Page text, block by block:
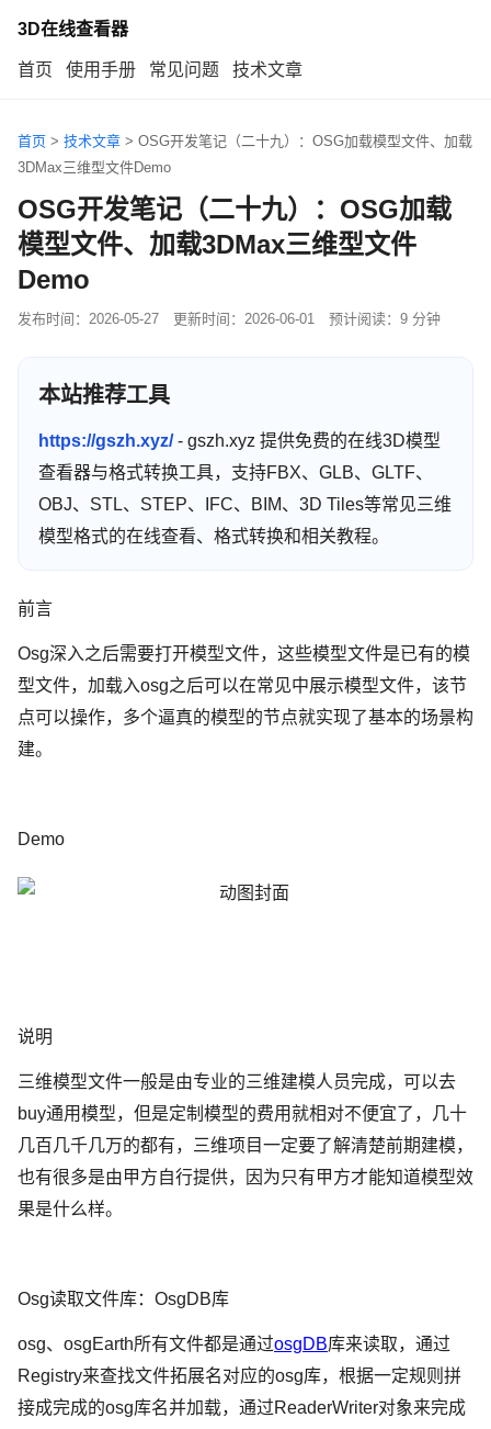
3D在线查看器
首页 使用手册 常见问题 技术文章
首页 > 技术文章 > OSG开发笔记（二十九）：OSG加载模型文件、加载
3DMax三维型文件Demo
OSG开发笔记（二十九）：OSG加载
模型文件、加载3DMax三维型文件
Demo
发布时间： 2026-05-27 更新时间： 2026-06-01 预计阅读：9 分钟
本站推荐工具
https://gszh.xyz/- gszh.xyz 提供免费的在线3D模型
查看器与格式转换工具，支持FBX、GLB、GLTF、
OBJ、STL、STEP、IFC、BIM、3D Tiles等常见三维
模型格式的在线查看、格式转换和相关教程。
前言
Osg深入之后需要打开模型文件，这些模型文件是已有的模
型文件，加载入osg之后可以在常见中展示模型文件，该节
点可以操作，多个逼真的模型的节点就实现了基本的场景构
建。
Demo
说明
三维模型文件一般是由专业的三维建模人员完成，可以去
buy通用模型，但是定制模型的费用就相对不便宜了，几十
几百几千几万的都有，三维项目一定要了解清楚前期建模，
也有很多是由甲方自行提供，因为只有甲方才能知道模型效
果是什么样。
Osg读取文件库：OsgDB库
osg、osgEarth所有文件都是通过osgDB库来读取，通过
Registry来查找文件拓展名对应的osg库，根据一定规则拼
接成完成的osg库名并加载，通过ReaderWriter对象来完成